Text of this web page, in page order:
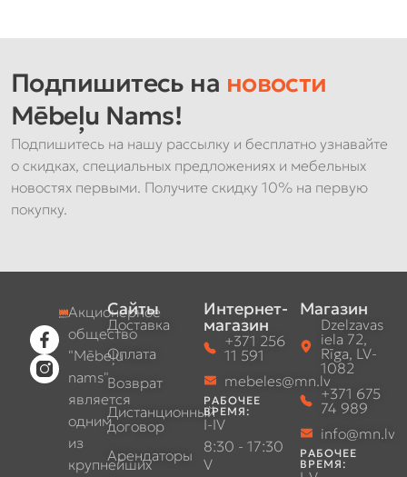
Подпишитесь на новости
Mēbeļu Nams!
Подпишитесь на нашу рассылку и бесплатно узнавайте
о скидках, специальных предложениях и мебельных
новостях первыми. Получите скидку 10% на первую
покупку.
Акционерное
общество
"Mēbeļu
nams"
является
одним
из
крупнейших
Сайты
Доставка
Оплата
Возврат
Дистанционный
договор
Арендаторы
Интернет-
магазин
+371 256
11 591
mebeles@mn.lv
РАБОЧЕЕ
ВРЕМЯ:
I-IV
8:30 - 17:30
V
Магазин
Dzelzavas
iela 72,
Rīga, LV-
1082
+371 675
74 989
info@mn.lv
РАБОЧЕЕ
ВРЕМЯ: